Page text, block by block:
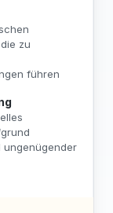
zu
führen
ungenügender